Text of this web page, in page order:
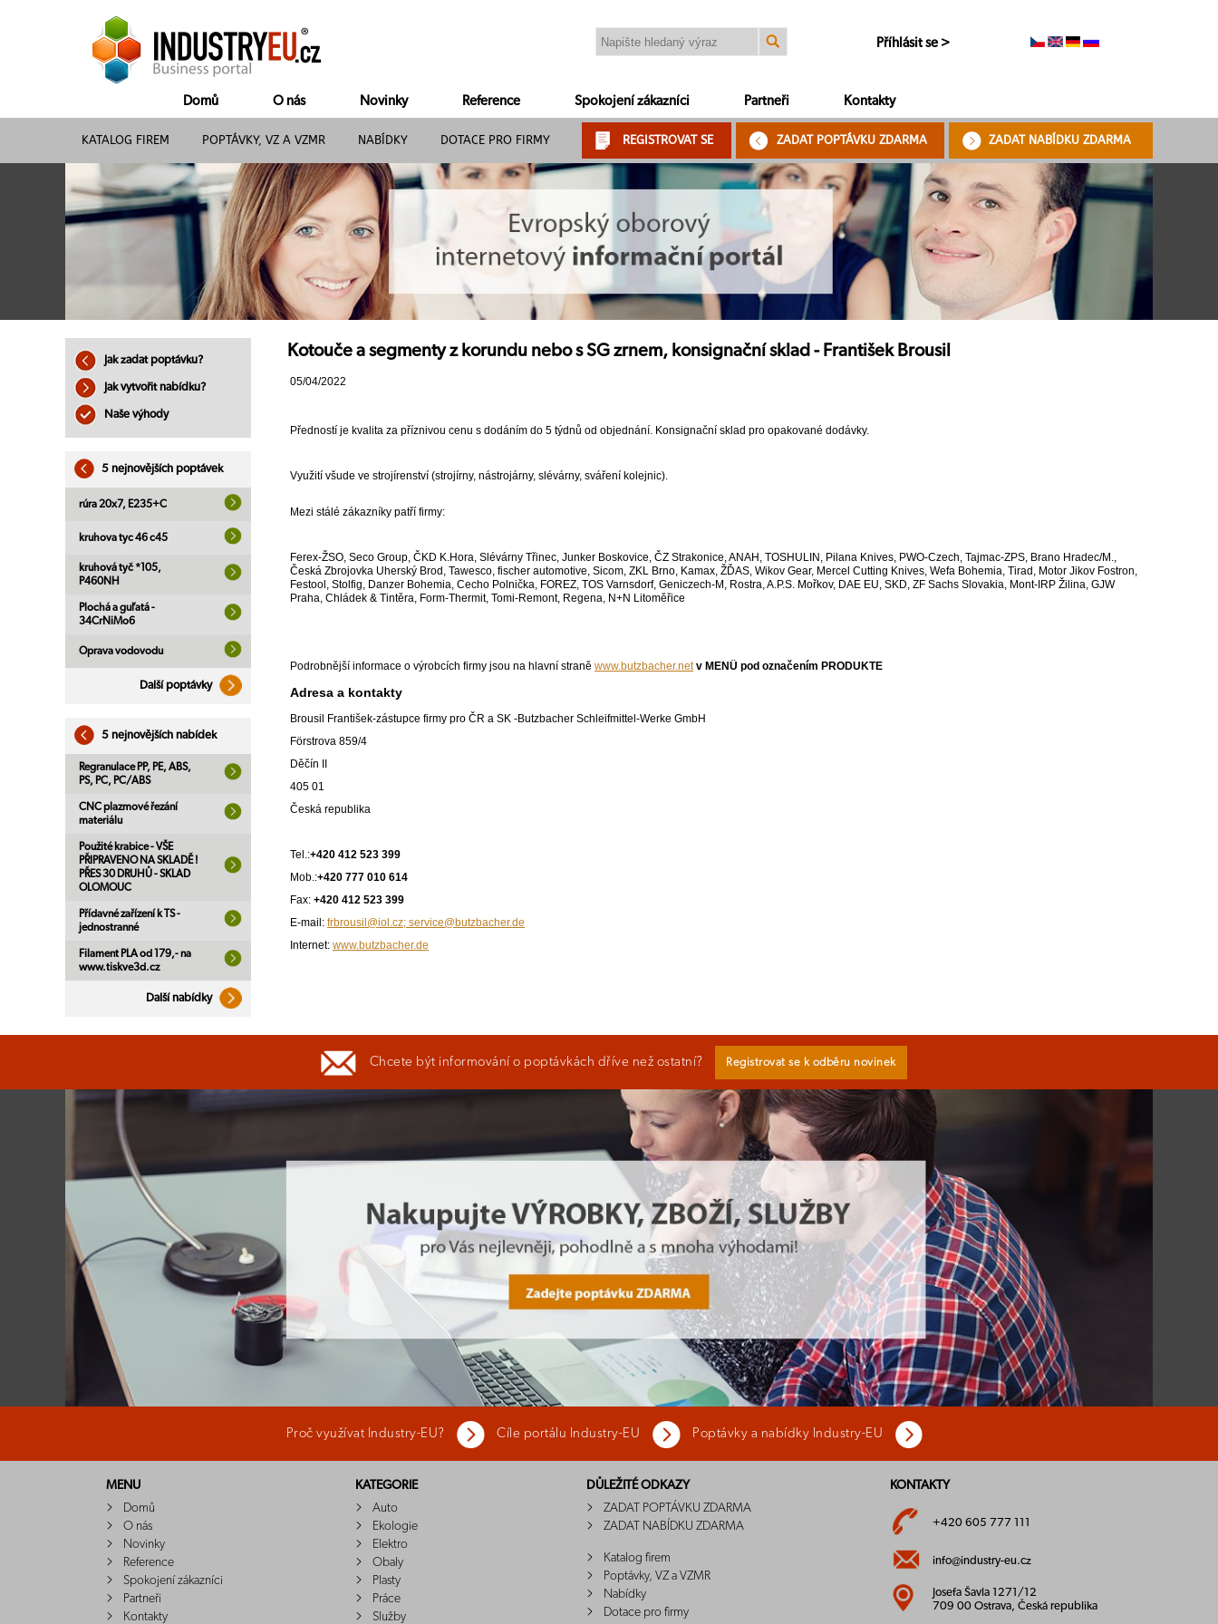
Příhlásit se >
Domů O nás Novinky Reference Spokojení zákazníci Partneři Kontakty
KATALOG FIREM POPTÁVKY, VZ A VZMR NABÍDKY DOTACE PRO FIRMY REGISTROVAT SE ZADAT POPTÁVKU ZDARMA ZADAT NABÍDKU ZDARMA
Jak zadat poptávku?
Jak vytvořit nabídku?
Naše výhody
5 nejnovějších poptávek
rúra 20x7, E235+C
kruhova tyc 46 c45
kruhová tyč *105,
P460NH
Plochá a guľatá -
34CrNiMo6
Oprava vodovodu
Další poptávky
5 nejnovějších nabídek
Regranulace PP, PE, ABS,
PS, PC, PC/ABS
CNC plazmové řezání
materiálu
Použité krabice - VŠE
PŘIPRAVENO NA SKLADĚ !
PŘES 30 DRUHŮ - SKLAD
OLOMOUC
Přídavné zařízení k TS -
jednostranné
Filament PLA od 179,- na
www.tiskve3d.cz
Další nabídky
Kotouče a segmenty z korundu nebo s SG zrnem, konsignační sklad - František Brousil
05/04/2022
Předností je kvalita za příznivou cenu s dodáním do 5 týdnů od objednání. Konsignační sklad pro opakované dodávky.
Využití všude ve strojírenství (strojírny, nástrojárny, slévárny, sváření kolejnic).
Mezi stálé zákazníky patří firmy:
Ferex-ŽSO, Seco Group, ČKD K.Hora, Slévárny Třinec, Junker Boskovice, ČZ Strakonice, ANAH, TOSHULIN, Pilana Knives, PWO-Czech, Tajmac-ZPS, Brano Hradec/M.,
Česká Zbrojovka Uherský Brod, Tawesco, fischer automotive, Sicom, ZKL Brno, Kamax, ŽĎAS, Wikov Gear, Mercel Cutting Knives, Wefa Bohemia, Tirad, Motor Jikov Fostron,
Festool, Stolfig, Danzer Bohemia, Cecho Polnička, FOREZ, TOS Varnsdorf, Geniczech-M, Rostra, A.P.S. Mořkov, DAE EU, SKD, ZF Sachs Slovakia, Mont-IRP Žilina, GJW
Praha, Chládek & Tintěra, Form-Thermit, Tomi-Remont, Regena, N+N Litoměřice
Podrobnější informace o výrobcích firmy jsou na hlavní straně www.butzbacher.net v MENÜ pod označením PRODUKTE
Adresa a kontakty
Brousil František-zástupce firmy pro ČR a SK -Butzbacher Schleifmittel-Werke GmbH
Förstrova 859/4
Děčín II
405 01
Česká republika
Tel.:+420 412 523 399
Mob.:+420 777 010 614
Fax: +420 412 523 399
E-mail: frbrousil@iol.cz; service@butzbacher.de
Internet: www.butzbacher.de
Chcete být informování o poptávkách dříve než ostatní? Registrovat se k odběru novinek
Proč využívat Industry-EU? Cíle portálu Industry-EU Poptávky a nabídky Industry-EU
MENU
Domů
O nás
Novinky
Reference
Spokojení zákazníci
Partneři
Kontakty
KATEGORIE
Auto
Ekologie
Elektro
Obaly
Plasty
Práce
Služby
DŮLEŽITÉ ODKAZY
ZADAT POPTÁVKU ZDARMA
ZADAT NABÍDKU ZDARMA
Katalog firem
Poptávky, VZ a VZMR
Nabídky
Dotace pro firmy
KONTAKTY
+420 605 777 111
info@industry-eu.cz
Josefa Šavla 1271/12
709 00 Ostrava, Česká republika